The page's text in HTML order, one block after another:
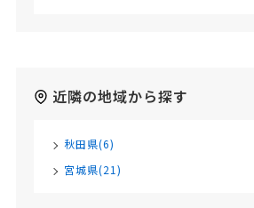
近隣の地域から探す
秋田県(6)
宮城県(21)